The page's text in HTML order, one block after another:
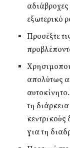
εξωτερικό
Προσέξτε
απολύτως
τη
για τη